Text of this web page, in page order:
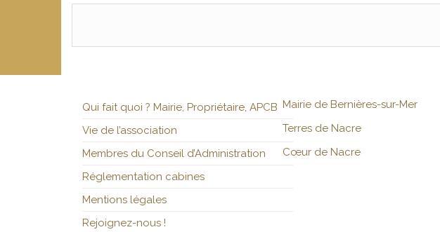
Qui fait quoi ? Mairie, Propriétaire, APCB
Vie de l’association
Membres du Conseil d’Administration
Réglementation cabines
Mentions légales
Rejoignez-nous !
Mairie de Bernières-sur-Mer
Terres de Nacre
Cœur de Nacre